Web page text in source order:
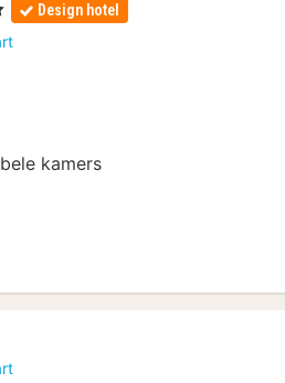
Design hotel
kamers